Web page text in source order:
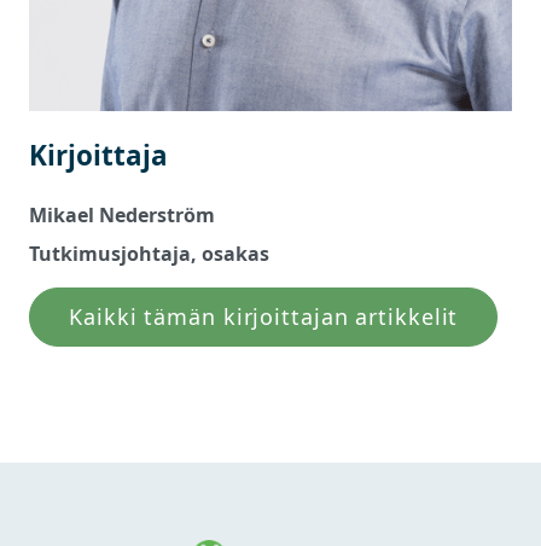
Kirjoittaja
Mikael Nederström
Tutkimusjohtaja, osakas
Kaikki tämän kirjoittajan artikkelit